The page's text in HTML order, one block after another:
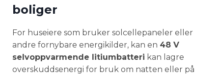
boliger
For huseiere som bruker solcellepaneler eller
andre fornybare energikilder, kan en 48 V
selvoppvarmende litiumbatteri kan lagre
overskuddsenergi for bruk om natten eller på